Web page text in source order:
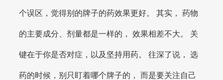
个误区，觉得别的牌子的药效果更好。 其实， 药物
的主要成分、剂量都是一样的， 效果相差不大。 关
键在于你是否对症，以及坚持用药。 往深了说， 选
药的时候，别只盯着哪个牌子的， 而是要关注自己